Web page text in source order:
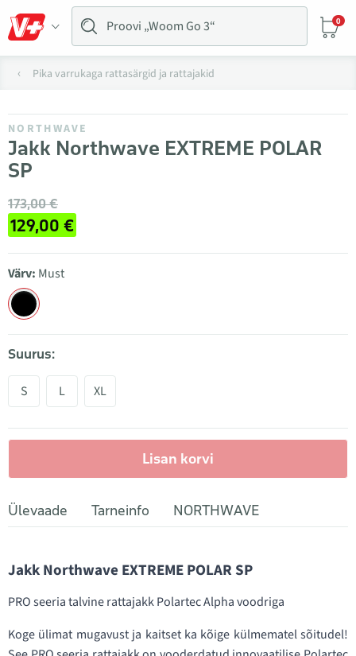
0
Pika varrukaga rattasärgid ja rattajakid
NORTHWAVE
Jakk Northwave EXTREME POLAR
SP
173,00 €
129,00 €
Värv: Must
Suurus:
S L XL
Lisan korvi
Ülevaade Tarneinfo NORTHWAVE
Jakk Northwave EXTREME POLAR SP
PRO seeria talvine rattajakk Polartec Alpha voodriga
Koge ülimat mugavust ja kaitset ka kõige külmematel sõitudel!